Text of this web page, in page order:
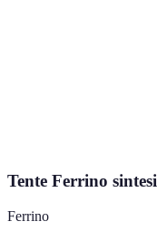
Tente Ferrino
Ferrino